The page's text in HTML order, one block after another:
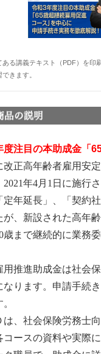
る講義テキスト（PDF）を印
きます。
度注目の本助成金「
改正高年齢者雇用安
年4月1日に施行さ
定年延長」、「契約
が、新設された高年
歳まで継続的に業務
用推進助成金は社会
なります。申請手続
は、社会保険労務士
コースの資料や実際